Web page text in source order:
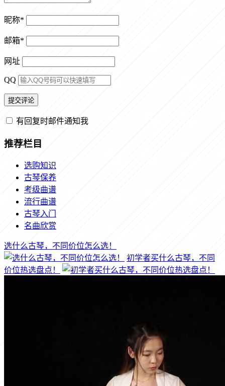
昵称*
邮箱*
网址
QQ
有回复时邮件通知我
推荐栏目
选购知识
古琴保养
考级曲谱
流行曲谱
古琴入门
名曲欣赏
选什么古琴，不同价位怎么选！
初学者买什么古琴，不同
价位热选盘点！